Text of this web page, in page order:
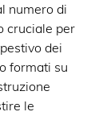
numero di
cruciale per
dei
formati su
le